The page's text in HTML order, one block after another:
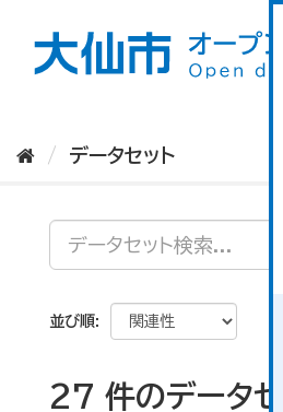
データセット
並び順
27 件のデータ